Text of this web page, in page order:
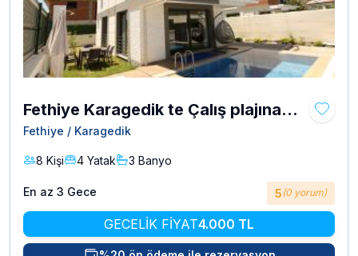
Fethiye Karagedik te Çalış plajına
yakın 8 kişilik villa kirala Ertos
Fethiye / Karagedik
8 Kişi 4 Yatak 3 Banyo
En az 3 Gece 5 (0 yorum)
GECELİK FİYAT4.000 TL